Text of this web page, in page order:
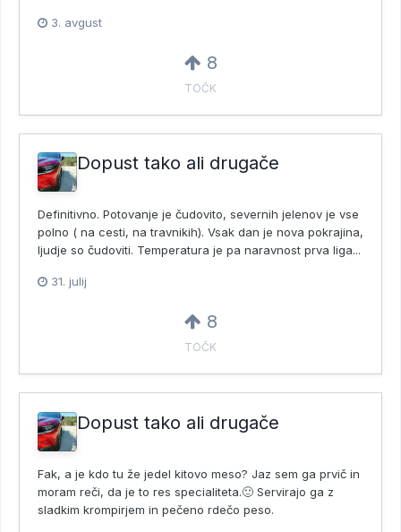
3. avgust
8
TOČK
Dopust tako ali drugače
Definitivno. Potovanje je čudovito, severnih jelenov je vse
polno ( na cesti, na travnikih). Vsak dan je nova pokrajina,
ljudje so čudoviti. Temperatura je pa naravnost prva liga...
31. julij
8
TOČK
Dopust tako ali drugače
Fak, a je kdo tu že jedel kitovo meso? Jaz sem ga prvič in
moram reči, da je to res specialiteta.🙂 Servirajo ga z
sladkim krompirjem in pečeno rdečo peso.